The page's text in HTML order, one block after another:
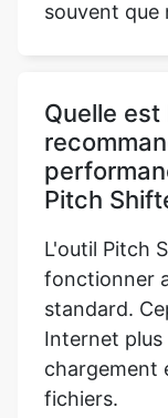
Quelle est
Pitch
L'outil Pitch
fonctionner
standard.
Internet plus
chargement
fichiers.
Puis-je